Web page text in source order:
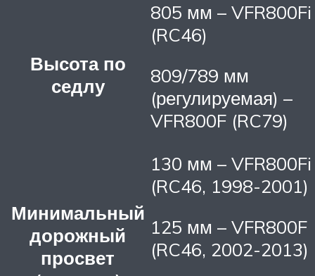
Высота по
седлу
805 мм – VFR800Fi
(RC46)
809/789 мм
(регулируемая) –
VFR800F (RC79)
Минимальный
дорожный
просвет
130 мм – VFR800Fi
(RC46, 1998-2001)
125 мм – VFR800F
(RC46, 2002-2013)